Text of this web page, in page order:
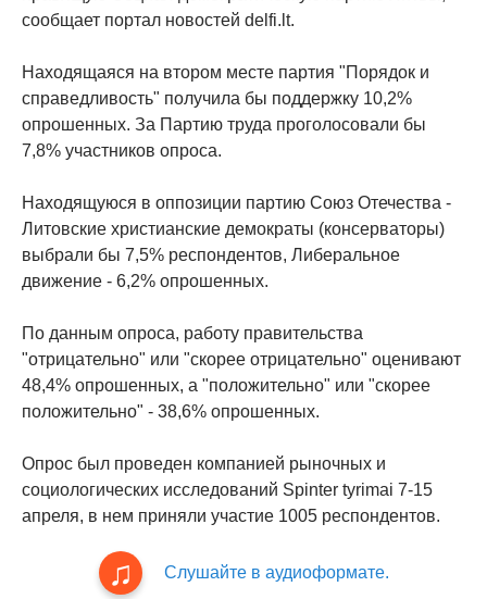
сообщает портал новостей delfi.lt.
Находящаяся на втором месте партия "Порядок и
справедливость" получила бы поддержку 10,2%
опрошенных. За Партию труда проголосовали бы
7,8% участников опроса.
Находящуюся в оппозиции партию Союз Отечества -
Литовские христианские демократы (консерваторы)
выбрали бы 7,5% респондентов, Либеральное
движение - 6,2% опрошенных.
По данным опроса, работу правительства
"отрицательно" или "скорее отрицательно" оценивают
48,4% опрошенных, а "положительно" или "скорее
положительно" - 38,6% опрошенных.
Опрос был проведен компанией рыночных и
социологических исследований Spinter tyrimai 7-15
апреля, в нем приняли участие 1005 респондентов.
Слушайте в аудиоформате.